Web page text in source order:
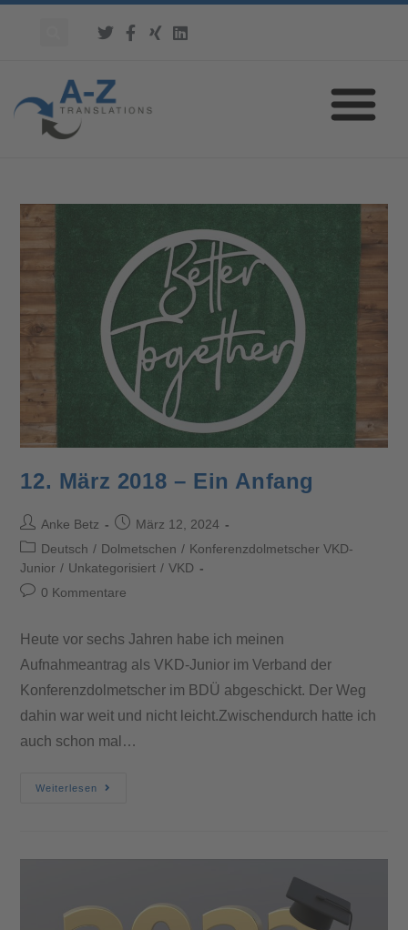
12. März 2018 – Ein Anfang
Anke Betz
März 12, 2024
Deutsch / Dolmetschen / Konferenzdolmetscher VKD-
Junior / Unkategorisiert / VKD
0 Kommentare
Heute vor sechs Jahren habe ich meinen
Aufnahmeantrag als VKD-Junior im Verband der
Konferenzdolmetscher im BDÜ abgeschickt. Der Weg
dahin war weit und nicht leicht.Zwischendurch hatte ich
auch schon mal…
Weiterlesen